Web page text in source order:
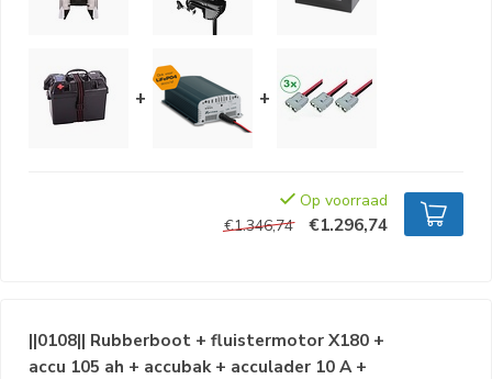
+ +
Op voorraad
€1.346,74
€1.296,74
||0108|| Rubberboot + fluistermotor X180 +
accu 105 ah + accubak + acculader 10 A +